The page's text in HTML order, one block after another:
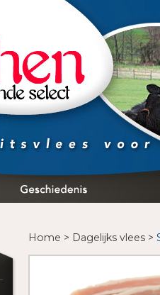
Home > Dagelijks vlees >